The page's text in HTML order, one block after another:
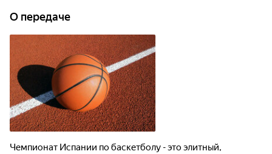
О передаче
Чемпионат Испании по баскетболу - это элитный,